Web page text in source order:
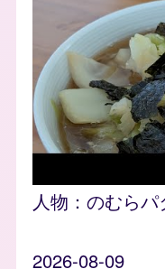
人物： のむらパ
2026-08-09